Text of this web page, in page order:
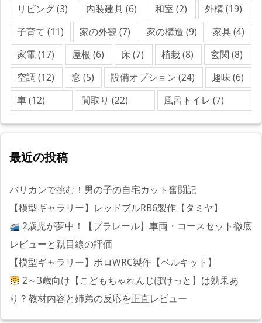
リビング(3) 内装建具(6) 和室 (2) 外構(19)
子育て (11) 家の外観(7) 家の構造 (9) 家具(4)
家電(17) 屋根 (6) 床(7) 植栽(8) 玄関 (8)
空調 (12) 窓 (5) 設備オプション (24) 趣味 (6)
車(12) 間取り (22) 風呂トイレ (7)
最近の投稿
バリカンで挑む！男の子の自宅カット奮闘記
【模型ギャラリー】レッドブルRB6製作【タミヤ】
2歳児が夢中！【プラレール】車両・コースセット徹底
レビューと親目線の評価
【模型ギャラリー】ポロWRC製作【ベルキット】
2～3歳向け【こどもちゃれんじぽけっと】は効果あ
り？教材内容と姉弟の反応を正直レビュー